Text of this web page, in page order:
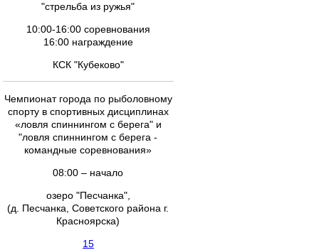
"стрельба из ружья"
10:00-16:00 соревнования
16:00 награждение
КСК "Кубеково"
Чемпионат города по рыболовному
спорту в спортивных дисциплинах
«ловля спиннингом с берега" и
"ловля спиннингом с берега -
командные соревнования»
08:00 – начало
озеро "Песчанка",
(д. Песчанка, Советского района г.
Красноярска)
15